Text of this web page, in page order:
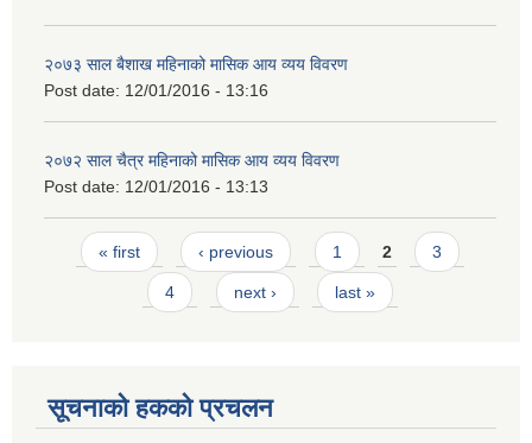
२०७३ साल बैशाख महिनाको मासिक आय व्यय विवरण
Post date: 12/01/2016 - 13:16
२०७२ साल चैत्र महिनाको मासिक आय व्यय विवरण
Post date: 12/01/2016 - 13:13
Pages
« first ‹ previous 1 2 3
4 next › last »
सूचनाको हकको प्रचलन